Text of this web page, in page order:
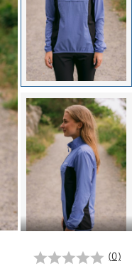
LAVPRIS
(0)